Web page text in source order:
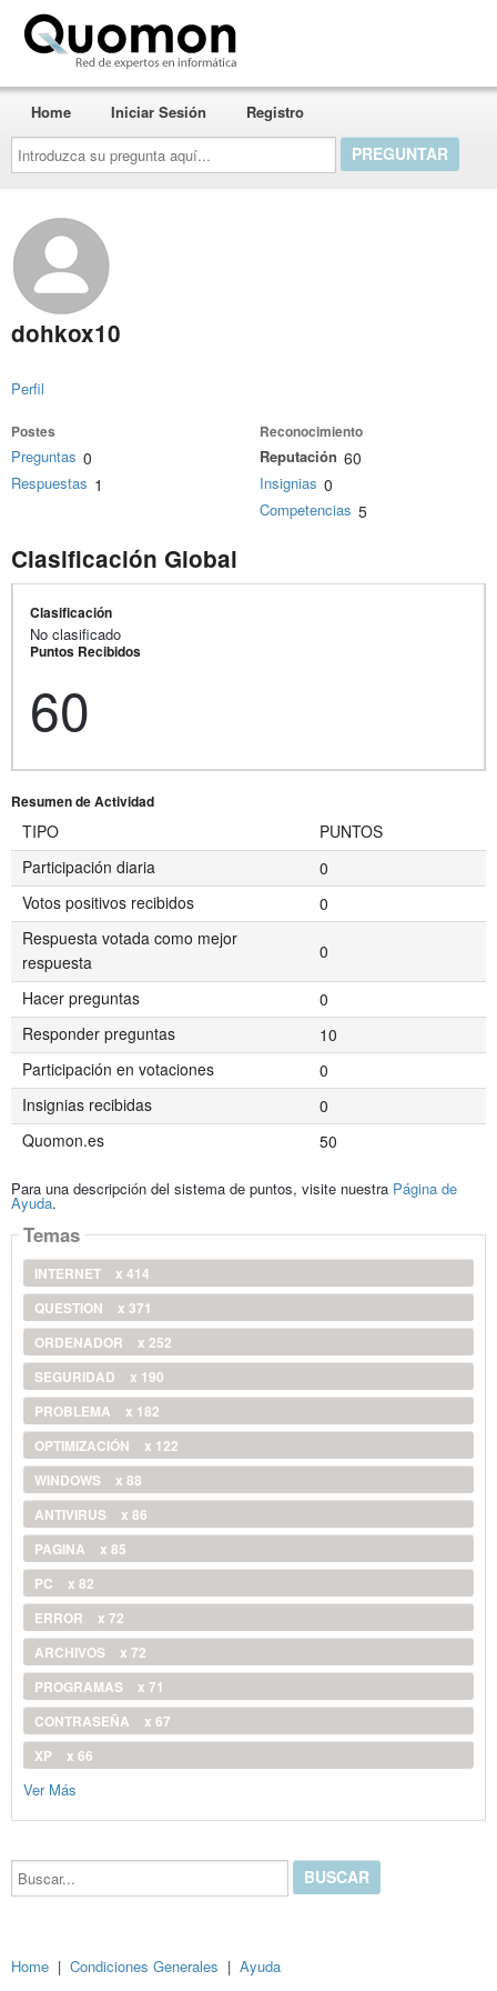
Introduzca
su
pregunta
aquí...
Home Iniciar Sesión Registro
dohkox10
Perfil
Postes
Preguntas 0
Respuestas 1
Reconocimiento
Reputación 60
Insignias 0
Competencias 5
Clasificación Global
Clasificación
No clasificado
Puntos Recibidos
60
Resumen de Actividad
TIPO
PUNTOS
Participación diaria
0
Votos positivos recibidos
0
Respuesta votada como mejor
respuesta
0
Hacer preguntas
0
Responder preguntas
10
Participación en votaciones
0
Insignias recibidas
0
Quomon.es
50
Para una descripción del sistema de puntos, visite nuestra Página de
Ayuda.
Temas
INTERNET
x 414
QUESTION
x 371
ORDENADOR
x 252
SEGURIDAD
x 190
PROBLEMA
x 182
OPTIMIZACIÓN
x 122
WINDOWS
x 88
ANTIVIRUS
x 86
PAGINA
x 85
PC
x 82
ERROR
x 72
ARCHIVOS
x 72
PROGRAMAS
x 71
CONTRASEÑA
x 67
XP
x 66
Ver Más
Buscar...
Home | Condiciones Generales | Ayuda